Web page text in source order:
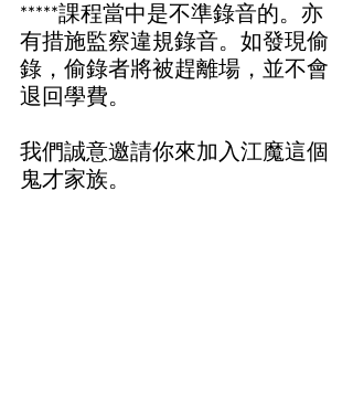
*****課程當中是不準錄音的。亦
有措施監察違規錄音。如發現偷
錄，偷錄者將被趕離場，並不會
退回學費。
我們誠意邀請你來加入江魔這個
鬼才家族。